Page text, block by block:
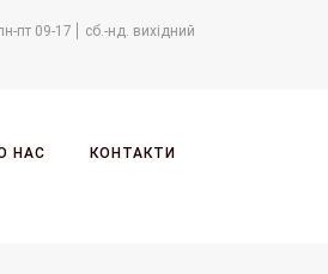
пт 09-17 сб.-нд. вихідний
НАС КОНТАКТИ